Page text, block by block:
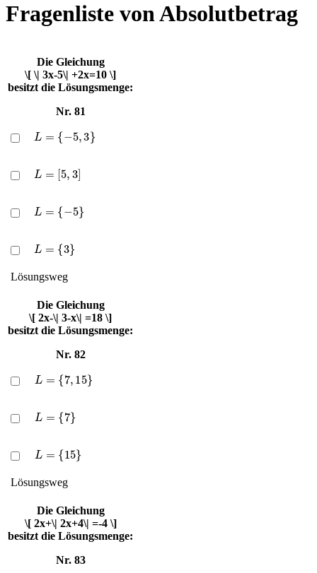
Fragenliste von Absolutbetrag
Die Gleichung
\[ \| 3x-5\| +2x=10 \]
besitzt die Lösungsmenge:
Nr. 81
{− 5,3 }
L 5, ]
L {− }
L 3}
Lösungsweg
Die Gleichung
\[ 2x-\| 3-x\| =18 \]
besitzt die Lösungsmenge:
Nr. 82
L 7,15 }
L 7}
L 15}
Lösungsweg
Die Gleichung
\[ 2x+\| 2x+4\| =-4 \]
besitzt die Lösungsmenge:
Nr. 83